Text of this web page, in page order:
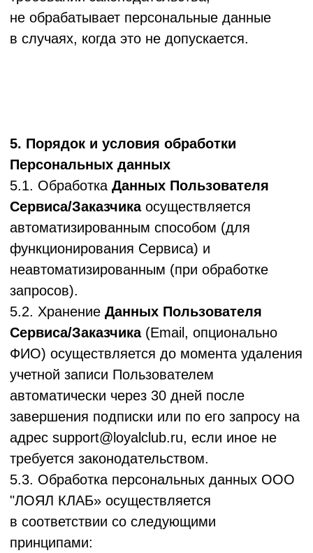
персональных данных в информационных
системах; регламентацию процессов
обработки персональных данных;
обработки, мониторинг действий с ПДн;
осуществляющих обработку ПДн, с
положениями законодательства РФ о
персональных данных и (или) обучение
указанных работников.
5.10. Технические меры включают в себя:
- обеспечение физической безопасности
помещений и средств обработки ПДн,
пропускной режим, охрану,
видеонаблюдение;
- разработку на основе модели угроз
системы защиты персональных данных для
установленных Правительством Российской
Федерации уровней защищенности
персональных данных при их обработке
в информационных системах;
- применение средств обеспечения
безопасности (антивирусных средств,
межсетевых экранов, средств защиты
от несанкционированного доступа, иных
согласно законодательству и актам ООО
"ЛОЯЛ КЛАБ"), в том числе прошедших
процедуру оценки соответствия
в установленном порядке; резервное
копирование информации для возможности
- учет и хранение носителей информации,